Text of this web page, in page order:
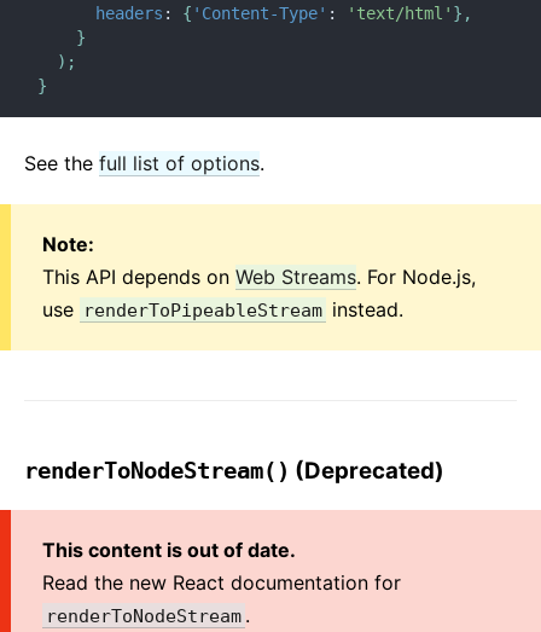
headers : { 'Content-Type' : 'text/html' } ,
}
) ;
}
See the full list of options.
Note:
This API depends on Web Streams. For Node.js,
use renderToPipeableStream instead.
renderToNodeStream() (Deprecated)
This content is out of date.
Read the new React documentation for
renderToNodeStream .